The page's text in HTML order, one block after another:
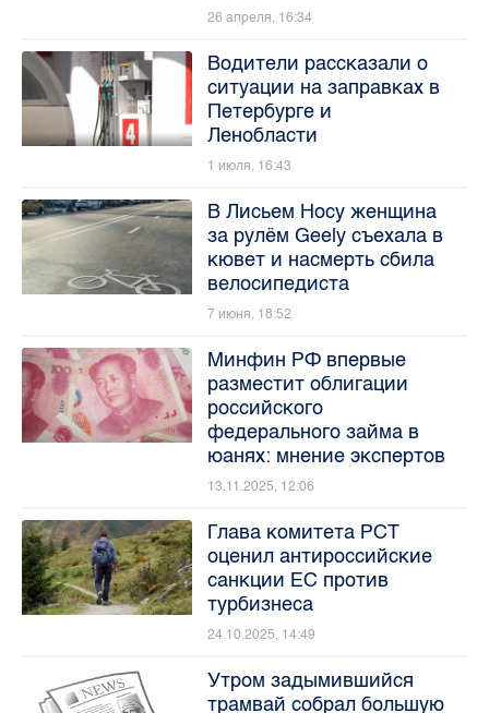
26 апреля, 16:34
Водители рассказали о
ситуации на заправках в
Петербурге и
Ленобласти
1 июля, 16:43
В Лисьем Носу женщина
за рулём Geely съехала в
кювет и насмерть сбила
велосипедиста
7 июня, 18:52
Минфин РФ впервые
разместит облигации
российского
федерального займа в
юанях: мнение экспертов
13.11.2025, 12:06
Глава комитета РСТ
оценил антироссийские
санкции ЕС против
турбизнеса
24.10.2025, 14:49
Утром задымившийся
трамвай собрал большую